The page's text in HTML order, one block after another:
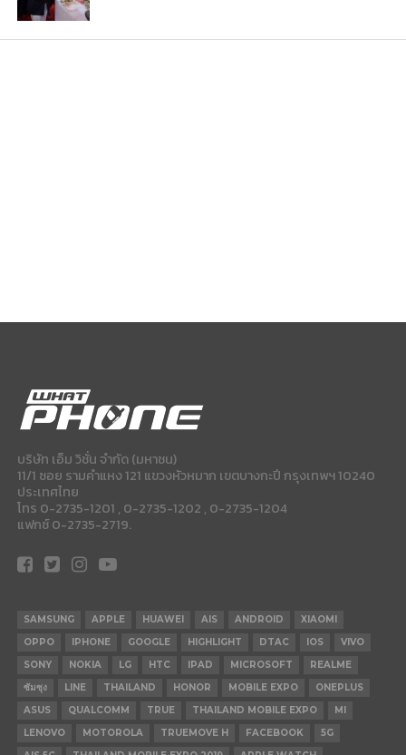
บริษัท เอ็ม วิชั่น จำกัด (มหาชน)
11/1 ซอย รามคำแหง 121 แขวงหัวหมาก เขตบางกะปี กรุงเทพฯ 10240
ประเทศไทย
โทร 0-2735-1201 , 0-2735-1202 , 0-2735-1204
แฟกซ์ 0-2735-2719.
SAMSUNG APPLE HUAWEI AIS ANDROID
XIAOMI
OPPO
IPHONE GOOGLE HIGHLIGHT DTAC IOS
VIVO
SONY
NOKIA LG HTC IPAD MICROSOFT
REALME
ซัมซุง
LINE THAILAND HONOR MOBILE EXPO
ONEPLUS
ASUS
QUALCOMM TRUE THAILAND MOBILE EXPO
MI
LENOVO
MOTOROLA TRUEMOVE H FACEBOOK
5G